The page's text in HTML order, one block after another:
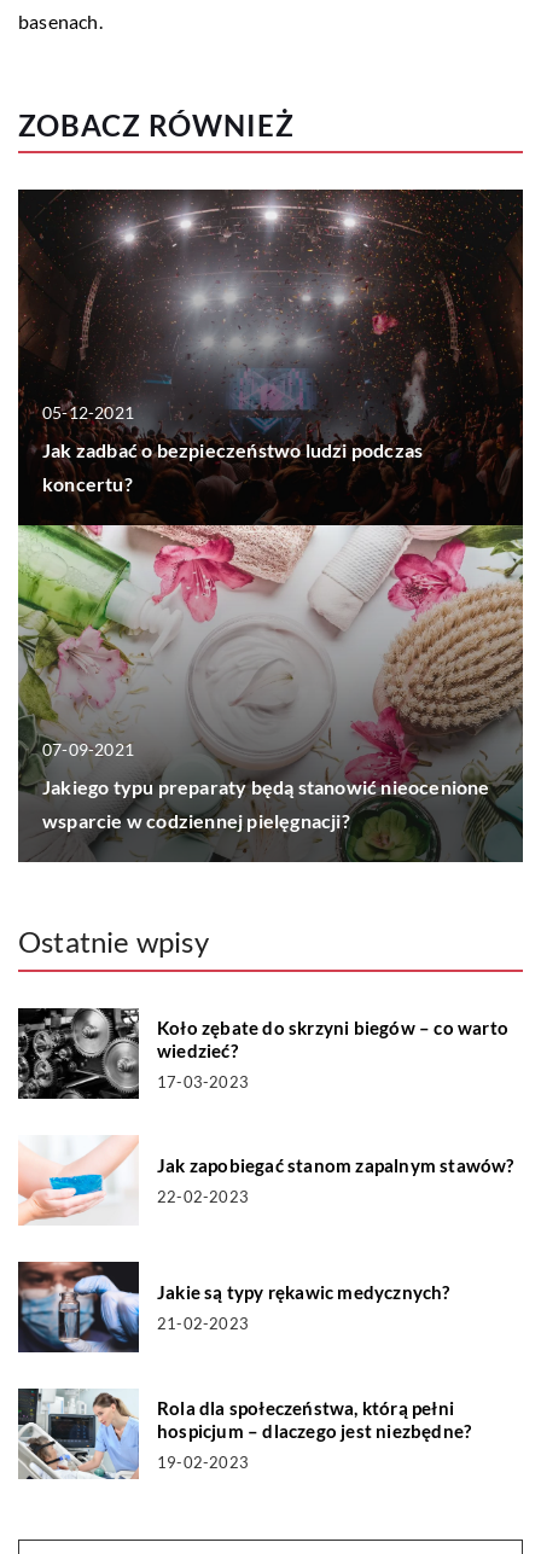
basenach.
ZOBACZ RÓWNIEŻ
05-12-2021
Jak zadbać o bezpieczeństwo ludzi podczas
koncertu?
07-09-2021
Jakiego typu preparaty będą stanowić nieocenione
wsparcie w codziennej pielęgnacji?
Ostatnie wpisy
Koło zębate do skrzyni biegów – co warto
wiedzieć?
17-03-2023
Jak zapobiegać stanom zapalnym stawów?
22-02-2023
Jakie są typy rękawic medycznych?
21-02-2023
Rola dla społeczeństwa, którą pełni
hospicjum – dlaczego jest niezbędne?
19-02-2023